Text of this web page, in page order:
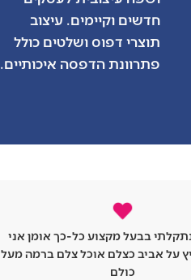
חדשים וקיימים. עיצוב
תוצרי דפוס ושלטים כולל
פתרוונת הדפסה איכותיים.
מקצועי עובד בצורה מאוד מסודרת
הכל קרה בדיוק בזמן כמו שקבענו
מעולות ממליץ מאוד בחור תותח